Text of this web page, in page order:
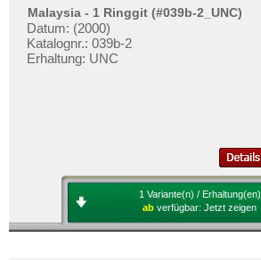
Malaysia - 1 Ringgit (#039b-2_UNC)
Datum: (2000)
Katalognr.: 039b-2
Erhaltung: UNC
1 Variante(n) / Erhaltung(en)
ab verfügbar: Jetzt zeigen